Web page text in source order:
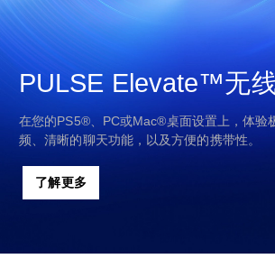
PULSE Elevate™无
在您的PS5®、PC或Mac®桌面设置上，体验
频、清晰的聊天功能，以及方便的携带性。
了解更多